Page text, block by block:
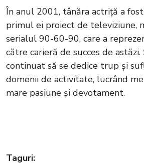
În anul 2001, tânăra actriță a
primul ei proiect de televiziune,
serialul 90-60-90, care a
către carieră de succes de astăzi.
continuat să se dedice trup și
domenii de activitate, lucrând
mare pasiune și devotament.
Taguri: